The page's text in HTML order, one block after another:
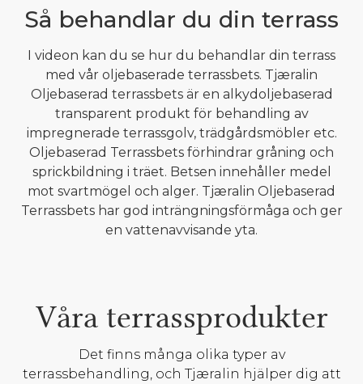
Så behandlar du din terrass
I videon kan du se hur du behandlar din terrass
med vår oljebaserade terrassbets. Tjæralin
Oljebaserad terrassbets är en alkydoljebaserad
transparent produkt för behandling av
impregnerade terrassgolv, trädgårdsmöbler etc.
Oljebaserad Terrassbets förhindrar gråning och
sprickbildning i träet. Betsen innehåller medel
mot svartmögel och alger. Tjæralin Oljebaserad
Terrassbets har god inträngningsförmåga och ger
en vattenavvisande yta.
Våra terrassprodukter
Det finns många olika typer av
terrassbehandling, och Tjæralin hjälper dig att